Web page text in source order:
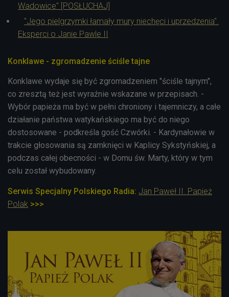
Wadowice" [POSŁUCHAJ]
"Jego pielgrzymki łamały mury niechęci i uprzedzenia".
Eksperci o Janie Pawle II
Konklawe - zgromadzenie ściśle tajne
Konklawe wydaje się być zgromadzeniem "ściśle tajnym",
co zresztą też jest wyraźnie wskazane w przepisach. -
Wybór papieża ma być w pełni chroniony i tajemniczy, a całe
działanie państwa watykańskiego ma być do niego
dostosowane - podkreśla gość Czwórki. - Kardynałowie w
trakcie głosowania są zamknięci w Kaplicy Sykstyńskiej, a
podczas całej obecności - w Domu św. Marty, który w tym
celu został wybudowany.
Serwis Specjalny Polskiego Radia: Jan Paweł II. Papież
Polak >>>